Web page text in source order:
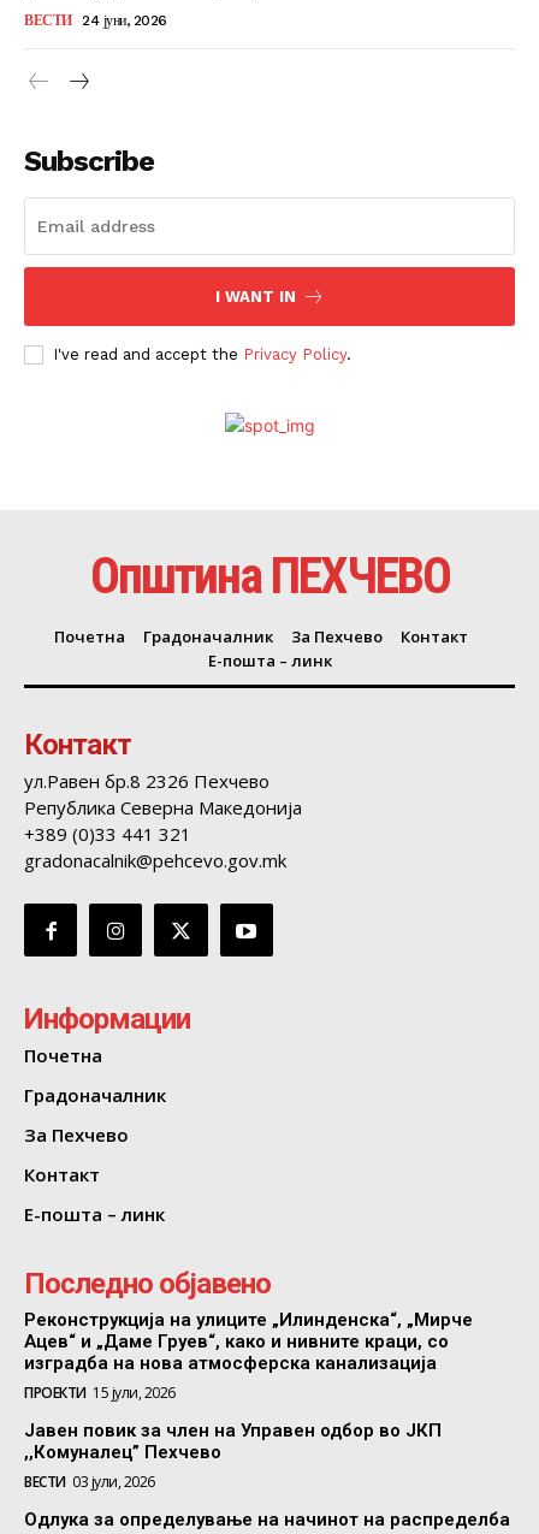
ВЕСТИ 24 јуни, 2026
Subscribe
I WANT IN
I've read and accept the Privacy Policy.
Општина ПЕХЧЕВО
Почетна Градоначалник За Пехчево
Контакт
Е-пошта – линк
Контакт
ул.Равен бр.8 2326 Пехчево
Република Северна Македонија
+389 (0)33 441 321
gradonacalnik@pehcevo.gov.mk
Информации
Почетна
Градоначалник
За Пехчево
Контакт
Е-пошта – линк
Последно објавено
Реконструкција на улиците „Илинденска“, „Мирче
Ацев“ и „Даме Груев“, како и нивните краци, со
изградба на нова атмосферска канализација
ПРОЕКТИ 15 јули, 2026
Јавен повик за член на Управен одбор во ЈКП
,,Комуналец” Пехчево
ВЕСТИ 03 јули, 2026
Одлука за определување на начинот на распределба